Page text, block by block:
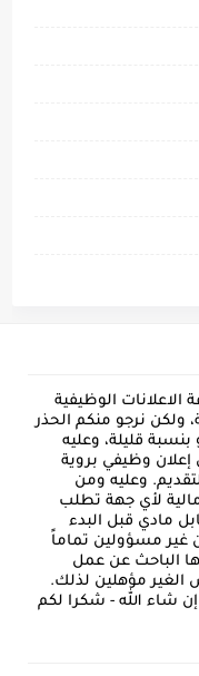
الاعلانات الوظيفية
ولكن نرجو منكم الحذر
قليلة، وعليه
إعلان وظيفي بروية
وعليه ومن
لأي جهة تطلب
مادي قبل البدء
غير مسؤولين تماماً
الباحث عن عمل
الغير مؤهلين لذلك.
إن شاء الله - شكرا لكم